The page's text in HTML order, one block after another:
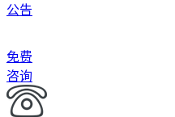
公告
免费
咨询